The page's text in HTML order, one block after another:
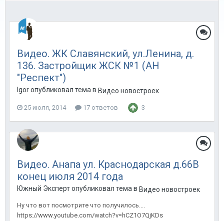
Видео. ЖК Славянский, ул.Ленина, д.
136. Застройщик ЖСК №1 (АН
"Респект")
Igor опубликовал тема в Видео новостроек
25 июля, 2014 17 ответов 3
Видео. Анапа ул. Краснодарская д.66В
конец июля 2014 года
Южный Эксперт опубликовал тема в Видео новостроек
Ну что вот посмотрите что получилось....
https://www.youtube.com/watch?v=hCZ1O7QjKDs